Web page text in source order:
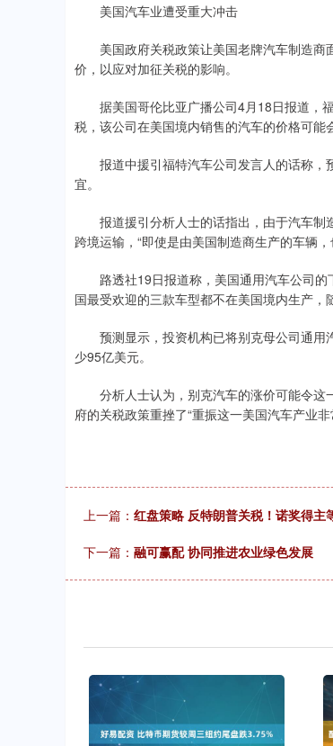
美国汽车业遭受重大冲击
美国政府关税政策让美国老牌汽车制造商
价，以应对加征关税的影响。
据美国哥伦比亚广播公司4月18日报道，福
税，该公司在美国境内销售的汽车的价格可能
报道中援引福特汽车公司发言人的话称，
宜。
报道援引分析人士的话指出，由于汽车制
跨境运输，“即使是由美国制造商生产的车辆，
路透社19日报道称，美国通用汽车公司的
国最受欢迎的三款车型都不在美国境内生产，
预测显示，投资机构已将别克母公司通用
少95亿美元。
分析人士认为，别克汽车的涨价可能令这
府的关税政策重挫了“重振这一美国汽车产业
上一篇： 红盘策略 反特朗普关税！诺奖得主
下一篇： 融可赢配 协同推进农业绿色发展